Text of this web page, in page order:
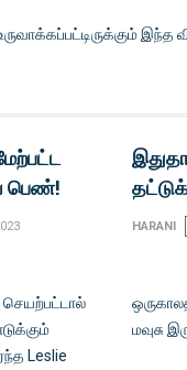
இந்த
பெண்!
செயற்பட்டால்
Leslie
HARANI
மவுசு